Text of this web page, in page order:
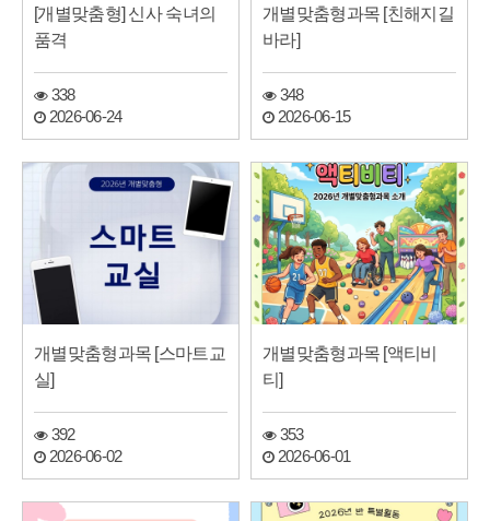
[개별맞춤형] 신사 숙녀의
품격
338
2026-06-24
개별맞춤형과목 [친해지길
바라]
348
2026-06-15
개별맞춤형과목 [스마트교
실]
392
2026-06-02
개별맞춤형과목 [액티비
티]
353
2026-06-01